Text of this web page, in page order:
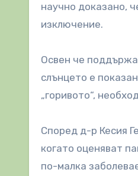
научно доказано,
изключение.
Освен че
слънцето е
„горивото“,
Според д-р Кесия
когато оценяват
по-малка